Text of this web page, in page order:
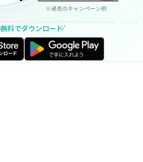
無料でダウンロード